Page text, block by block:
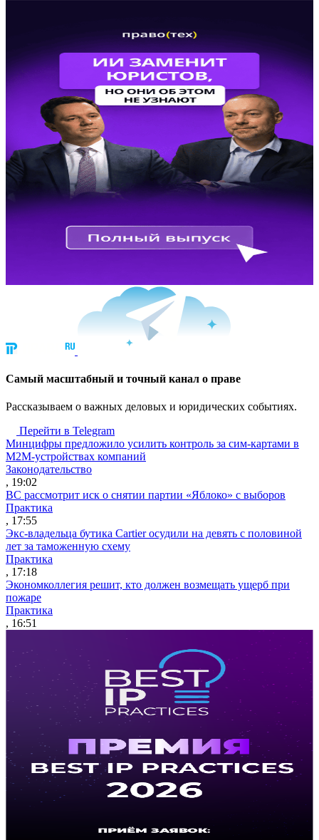
Cамый масштабный и точный канал о праве
Рассказываем о важных деловых и юридических событиях.
Перейти в Telegram
Минцифры предложило усилить контроль за сим-картами в
M2M-устройствах компаний
Законодательство
, 19:02
ВС рассмотрит иск о снятии партии «Яблоко» с выборов
Практика
, 17:55
Экс-владельца бутика Cartier осудили на девять с половиной
лет за таможенную схему
Практика
, 17:18
Экономколлегия решит, кто должен возмещать ущерб при
пожаре
Практика
, 16:51